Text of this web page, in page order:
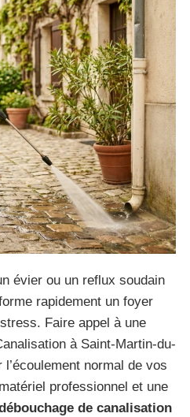
évier ou un reflux soudain
rapidement un foyer
Faire appel à une
à Saint-Martin-du-
normal de vos
professionnel et une
de canalisation